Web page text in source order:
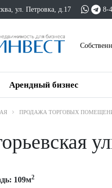
ул. Петровка, д.17 8-
Арендный бизнес
ПРОДАЖА ТОРГОВЫХ
109м2